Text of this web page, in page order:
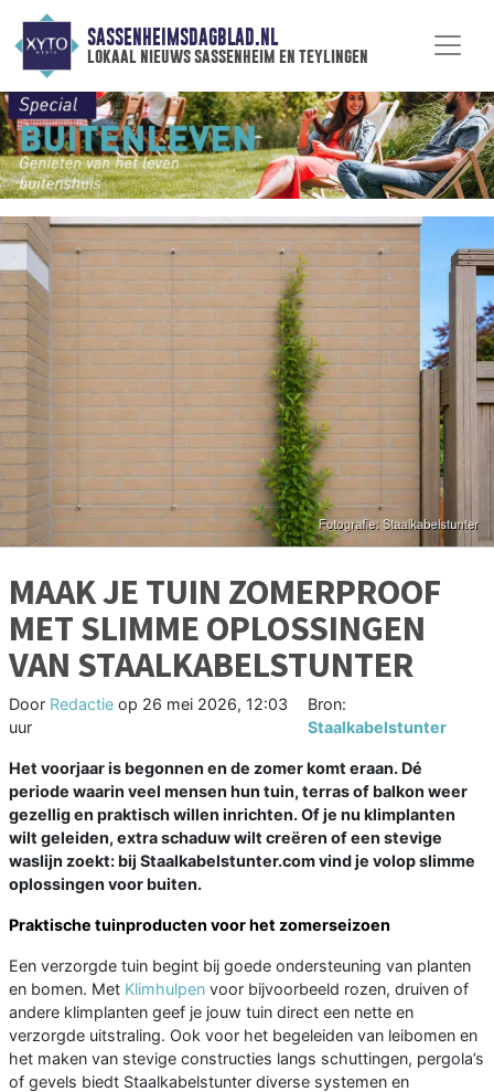
SASSENHEIMSDAGBLAD.NL
lokaal nieuws sassenheim en teylingen
MAAK JE TUIN ZOMERPROOF
MET SLIMME OPLOSSINGEN
VAN STAALKABELSTUNTER
Door Redactie op 26 mei 2026, 12:03
uur
Bron:
Staalkabelstunter
Het voorjaar is begonnen en de zomer komt eraan. Dé
periode waarin veel mensen hun tuin, terras of balkon weer
gezellig en praktisch willen inrichten. Of je nu klimplanten
wilt geleiden, extra schaduw wilt creëren of een stevige
waslijn zoekt: bij Staalkabelstunter.com vind je volop slimme
oplossingen voor buiten.
Praktische tuinproducten voor het zomerseizoen
Een verzorgde tuin begint bij goede ondersteuning van planten
en bomen. Met Klimhulpen voor bijvoorbeeld rozen, druiven of
andere klimplanten geef je jouw tuin direct een nette en
verzorgde uitstraling. Ook voor het begeleiden van leibomen en
het maken van stevige constructies langs schuttingen, pergola’s
of gevels biedt Staalkabelstunter diverse systemen en